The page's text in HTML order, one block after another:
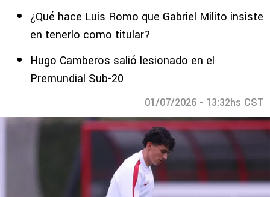
¿Qué hace Luis Romo que Gabriel Milito insiste
en tenerlo como titular?
Hugo Camberos salió lesionado en el
Premundial Sub-20
01/07/2026 - 13:32hs CST